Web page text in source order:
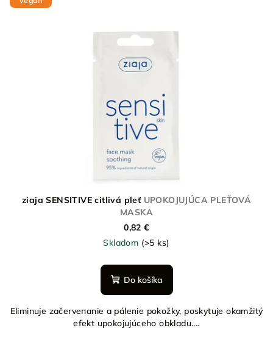
ziaja SENSITIVE citlivá pleť UPOKOJUJÚCA PLEŤOVÁ
MASKA
0,82 €
Skladom (>5 ks)
Do košíka
Eliminuje začervenanie a pálenie pokožky, poskytuje okamžitý
efekt upokojujúceho obkladu....